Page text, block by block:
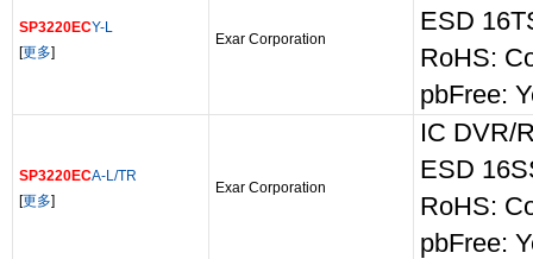
SP3220ECY-L
[更多]
Exar Corporation
ESD
RoHS:
pbFree:
SP3220ECA-L/TR
[更多]
Exar Corporation
IC DVR/
ESD
RoHS:
pbFree: